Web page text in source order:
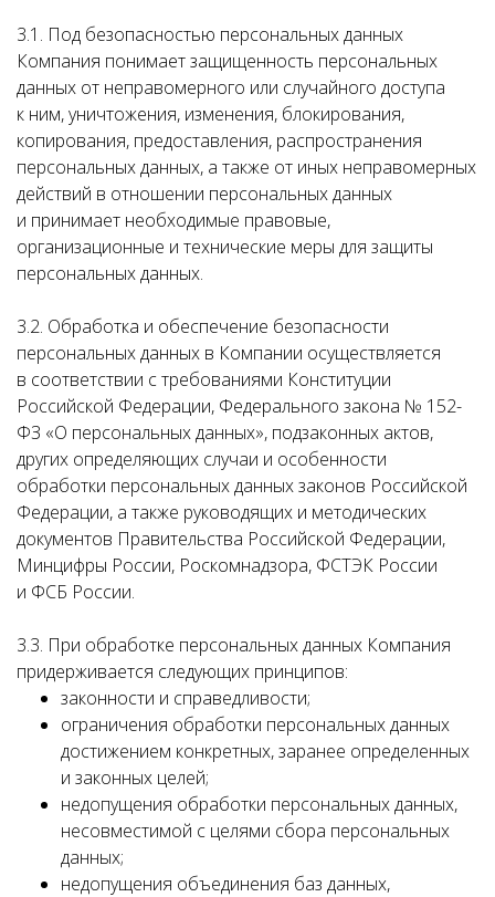
3.1. Под безопасностью персональных данных
Компания понимает защищенность персональных
данных от неправомерного или случайного доступа
к ним, уничтожения, изменения, блокирования,
копирования, предоставления, распространения
персональных данных, а также от иных неправомерных
действий в отношении персональных данных
и принимает необходимые правовые,
организационные и технические меры для защиты
персональных данных.
3.2. Обработка и обеспечение безопасности
персональных данных в Компании осуществляется
в соответствии с требованиями Конституции
Российской Федерации, Федерального закона № 152-
ФЗ «О персональных данных», подзаконных актов,
других определяющих случаи и особенности
обработки персональных данных законов Российской
Федерации, а также руководящих и методических
документов Правительства Российской Федерации,
Минцифры России, Роскомнадзора, ФСТЭК России
и ФСБ России.
3.3. При обработке персональных данных Компания
придерживается следующих принципов:
законности и справедливости;
ограничения обработки персональных данных
достижением конкретных, заранее определенных
и законных целей;
недопущения обработки персональных данных,
несовместимой с целями сбора персональных
данных;
недопущения объединения баз данных,